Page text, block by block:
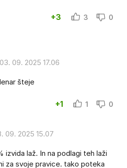
+3 3 0
03. 09. 2025 17.06
šteje
+1 1 0
09. 2025 15.07
izvida laž. In na podlagi teh laži
za svoje pravice. tako poteka